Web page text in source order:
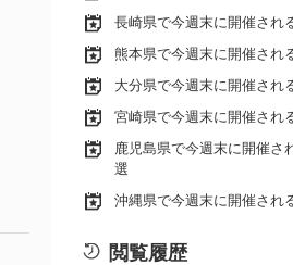
長崎県で今週末に開催され
熊本県で今週末に開催され
大分県で今週末に開催され
宮崎県で今週末に開催され
鹿児島県で今週末に開催さ
選
沖縄県で今週末に開催され
閲覧履歴